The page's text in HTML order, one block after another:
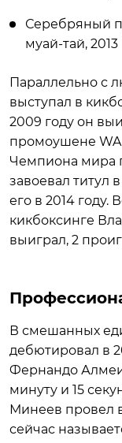
Серебряный
муай-тай, 2013
Параллельно с
выступал в
2009 году он
промоушене
Чемпиона мира
завоевал титул
его в 2014 году.
кикбоксинге
выиграл, 2
В смешанных
дебютировал в
Фернандо
минуту и 15
Минеев провел
сейчас